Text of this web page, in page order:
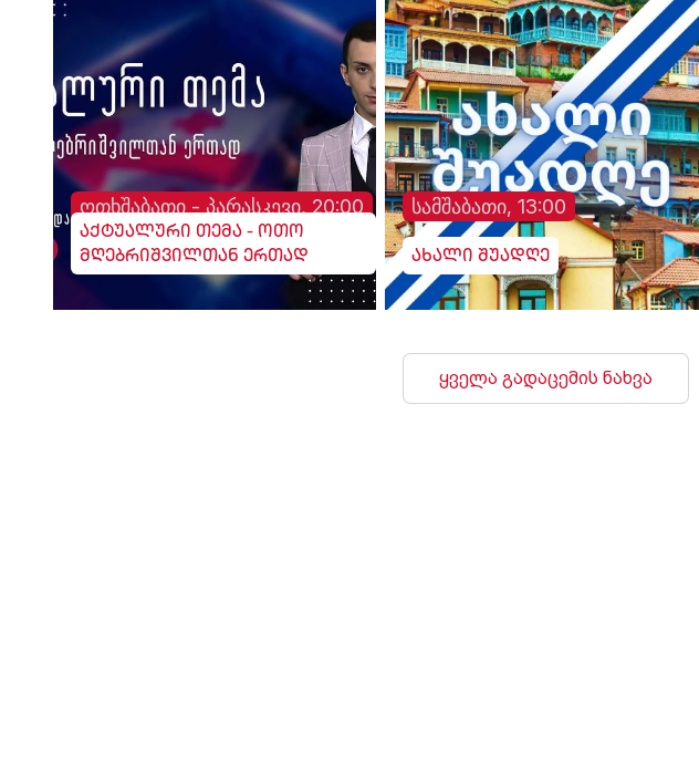
ოთხშაბათი - პარასკევი, 20:00
აქტუალური თემა - ოთო
მღებრიშვილთან ერთად
სამშაბათი, 13:00
ახალი შუადღე
ყველა გადაცემის ნახვა